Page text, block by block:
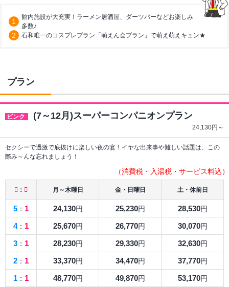
館内施設が大充実！ラーメン居酒屋、ダーツバーなどお楽しみ
多数♪
石和唯一のコスプレプラン「萌えん会プラン」で萌え萌えキュン★
プラン
ピンク (7～12月)スーパーコンパニオンプラン
24,130円～
セクシーで過激で底抜けに楽しい夜の宴！イヤな出来事や難しい話題は、この
際み～んな忘れましょう！
（消費税・入湯税・サービス料込）
： 月～木曜日 金・日曜日 土・休前日
5 ： 1 24,130円 25,230円 28,530円
4： 1 25,670円 26,770円 30,070円
3 ： 1 28,230円 29,330円 32,630円
2 ： 1 33,370円 34,470円 37,770円
1 ： 1 48,770円 49,870円 53,170円